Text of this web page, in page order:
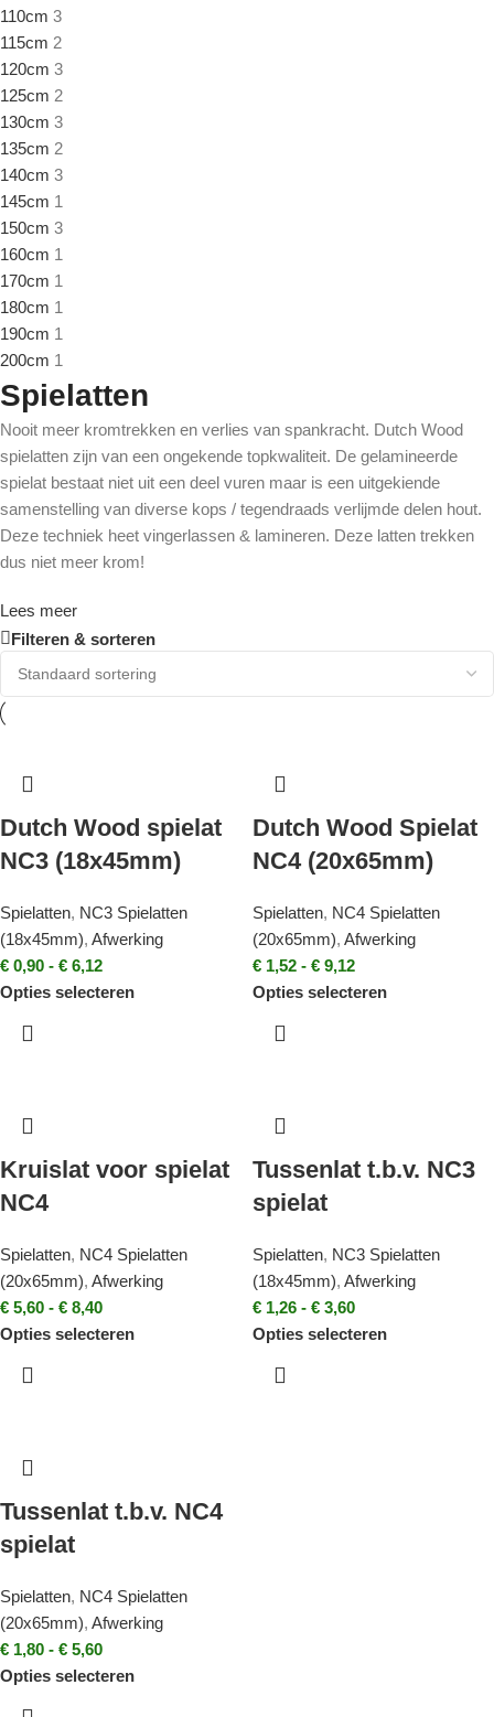
110cm 3
115cm 2
120cm 3
125cm 2
130cm 3
135cm 2
140cm 3
145cm 1
150cm 3
160cm 1
170cm 1
180cm 1
190cm 1
200cm 1
Spielatten
Nooit meer kromtrekken en verlies van spankracht. Dutch Wood
spielatten zijn van een ongekende topkwaliteit. De gelamineerde
spielat bestaat niet uit een deel vuren maar is een uitgekiende
samenstelling van diverse kops / tegendraads verlijmde delen hout.
Deze techniek heet vingerlassen & lamineren. Deze latten trekken
dus niet meer krom!
Lees meer
Filteren & sorteren
Dutch Wood spielat
NC3 (18x45mm)
Spielatten, NC3 Spielatten
(18x45mm), Afwerking
€ 0,90 - € 6,12
Opties selecteren
Dutch Wood Spielat
NC4 (20x65mm)
Spielatten, NC4 Spielatten
(20x65mm), Afwerking
€ 1,52 - € 9,12
Opties selecteren
Kruislat voor spielat
NC4
Spielatten, NC4 Spielatten
(20x65mm), Afwerking
€ 5,60 - € 8,40
Opties selecteren
Tussenlat t.b.v. NC3
spielat
Spielatten, NC3 Spielatten
(18x45mm), Afwerking
€ 1,26 - € 3,60
Opties selecteren
Tussenlat t.b.v. NC4
spielat
Spielatten, NC4 Spielatten
(20x65mm), Afwerking
€ 1,80 - € 5,60
Opties selecteren